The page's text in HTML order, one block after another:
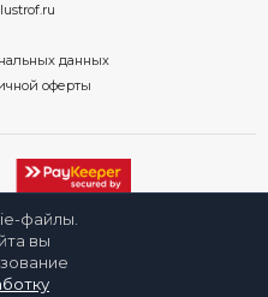
данных
оферты
в Екатеринбурге - приборы
Все права защищены.
файлы.
вы